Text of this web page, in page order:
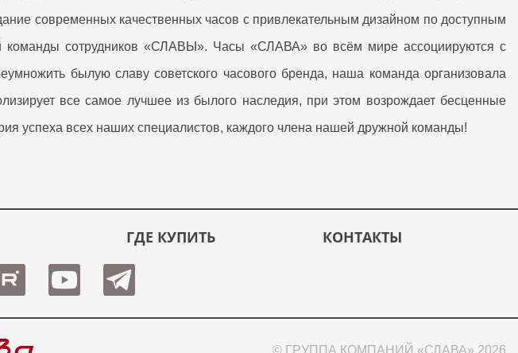
современных качественных часов с привлекательным дизайном по доступным
команды сотрудников «СЛАВЫ». Часы «СЛАВА» во всём мире ассоциируются с
былую славу советского часового бренда, наша команда организовала
все самое лучшее из былого наследия, при этом возрождает бесценные
успеха всех наших специалистов, каждого члена нашей дружной команды!
ГДЕ КУПИТЬ КОНТАКТЫ
© ГРУППА КОМПАНИЙ «СЛАВА» 2026